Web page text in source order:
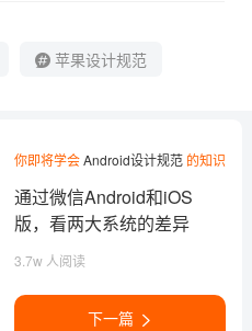
苹果设计规范
你即将学会Android设计规范 的知识
通过微信Android和iOS
版，看两大系统的差异
3.7w 人阅读
下一篇